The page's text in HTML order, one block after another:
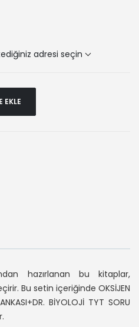
adresi seçin
EKLE
hazırlanan bu kitaplar,
Bu setin içeriğinde OKSİJEN
BİYOLOJİ TYT SORU